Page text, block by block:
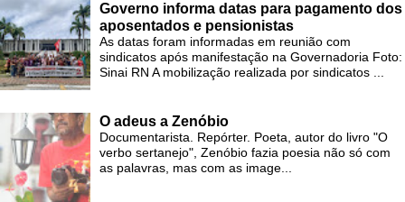
Governo informa datas para pagamento dos
aposentados e pensionistas
As datas foram informadas em reunião com
sindicatos após manifestação na Governadoria Foto:
Sinai RN A mobilização realizada por sindicatos ...
O adeus a Zenóbio
Documentarista. Repórter. Poeta, autor do livro "O
verbo sertanejo", Zenóbio fazia poesia não só com
as palavras, mas com as image...